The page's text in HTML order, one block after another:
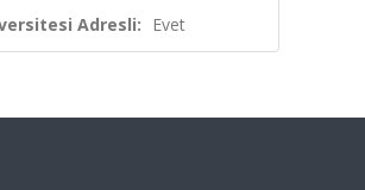
Adresli: Evet